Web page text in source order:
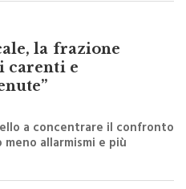
la frazione
carenti e
a concentrare il confronto
allarmismi e più